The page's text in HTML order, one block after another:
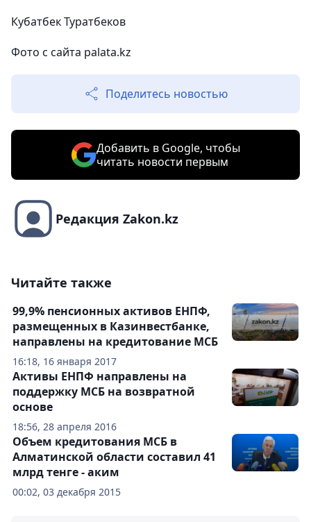
Кубатбек Туратбеков
Фото с сайта palata.kz
Поделитесь новостью
Добавить в Google, чтобы
читать новости первым
Редакция Zakon.kz
Читайте также
16:18, 16 января 2017
99,9% пенсионных активов ЕНПФ,
размещенных в Казинвестбанке,
направлены на кредитование МСБ
18:56, 28 апреля 2016
Активы ЕНПФ направлены на
поддержку МСБ на возвратной
основе
00:02, 03 декабря 2015
Объем кредитования МСБ в
Алматинской области составил 41
млрд тенге - аким